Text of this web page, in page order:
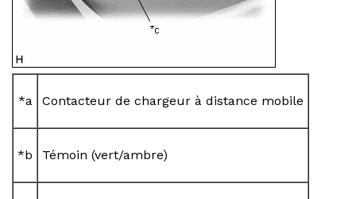
*a Contacteur de chargeur à distance mobile
*b Témoin (vert/ambre)